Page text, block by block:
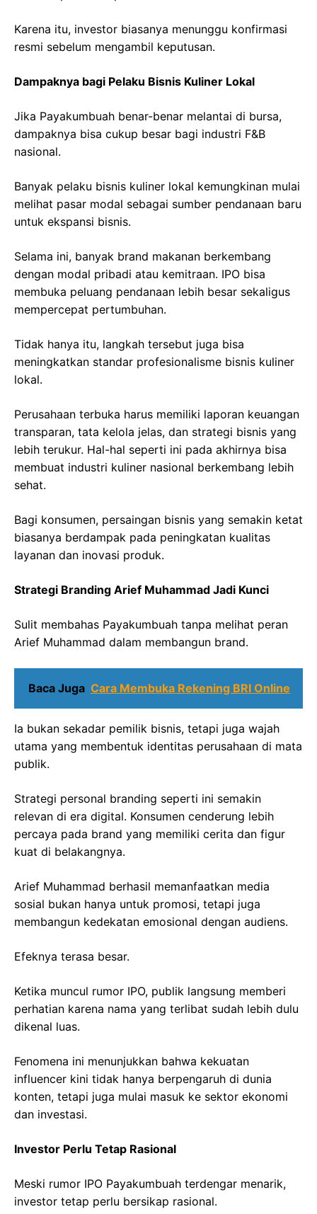
Karena itu, investor biasanya menunggu konfirmasi
resmi sebelum mengambil keputusan.
Dampaknya bagi Pelaku Bisnis Kuliner Lokal
Jika Payakumbuah benar-benar melantai di bursa,
dampaknya bisa cukup besar bagi industri F&B
nasional.
Banyak pelaku bisnis kuliner lokal kemungkinan mulai
melihat pasar modal sebagai sumber pendanaan baru
untuk ekspansi bisnis.
Selama ini, banyak brand makanan berkembang
dengan modal pribadi atau kemitraan. IPO bisa
membuka peluang pendanaan lebih besar sekaligus
mempercepat pertumbuhan.
Tidak hanya itu, langkah tersebut juga bisa
meningkatkan standar profesionalisme bisnis kuliner
lokal.
Perusahaan terbuka harus memiliki laporan keuangan
transparan, tata kelola jelas, dan strategi bisnis yang
lebih terukur. Hal-hal seperti ini pada akhirnya bisa
membuat industri kuliner nasional berkembang lebih
sehat.
Bagi konsumen, persaingan bisnis yang semakin ketat
biasanya berdampak pada peningkatan kualitas
layanan dan inovasi produk.
Strategi Branding Arief Muhammad Jadi Kunci
Sulit membahas Payakumbuah tanpa melihat peran
Arief Muhammad dalam membangun brand.
Baca Juga Cara Membuka Rekening BRI Online
Ia bukan sekadar pemilik bisnis, tetapi juga wajah
utama yang membentuk identitas perusahaan di mata
publik.
Strategi personal branding seperti ini semakin
relevan di era digital. Konsumen cenderung lebih
percaya pada brand yang memiliki cerita dan figur
kuat di belakangnya.
Arief Muhammad berhasil memanfaatkan media
sosial bukan hanya untuk promosi, tetapi juga
membangun kedekatan emosional dengan audiens.
Efeknya terasa besar.
Ketika muncul rumor IPO, publik langsung memberi
perhatian karena nama yang terlibat sudah lebih dulu
dikenal luas.
Fenomena ini menunjukkan bahwa kekuatan
influencer kini tidak hanya berpengaruh di dunia
konten, tetapi juga mulai masuk ke sektor ekonomi
dan investasi.
Investor Perlu Tetap Rasional
Meski rumor IPO Payakumbuah terdengar menarik,
investor tetap perlu bersikap rasional.